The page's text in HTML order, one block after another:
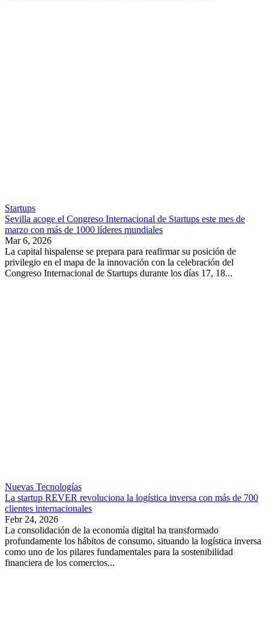
Startups
Sevilla acoge el Congreso Internacional de Startups este mes de
marzo con más de 1000 líderes mundiales
Mar 6, 2026
La capital hispalense se prepara para reafirmar su posición de
privilegio en el mapa de la innovación con la celebración del
Congreso Internacional de Startups durante los días 17, 18...
Nuevas Tecnologías
La startup REVER revoluciona la logística inversa con más de 700
clientes internacionales
Febr 24, 2026
La consolidación de la economía digital ha transformado
profundamente los hábitos de consumo, situando la logística inversa
como uno de los pilares fundamentales para la sostenibilidad
financiera de los comercios...